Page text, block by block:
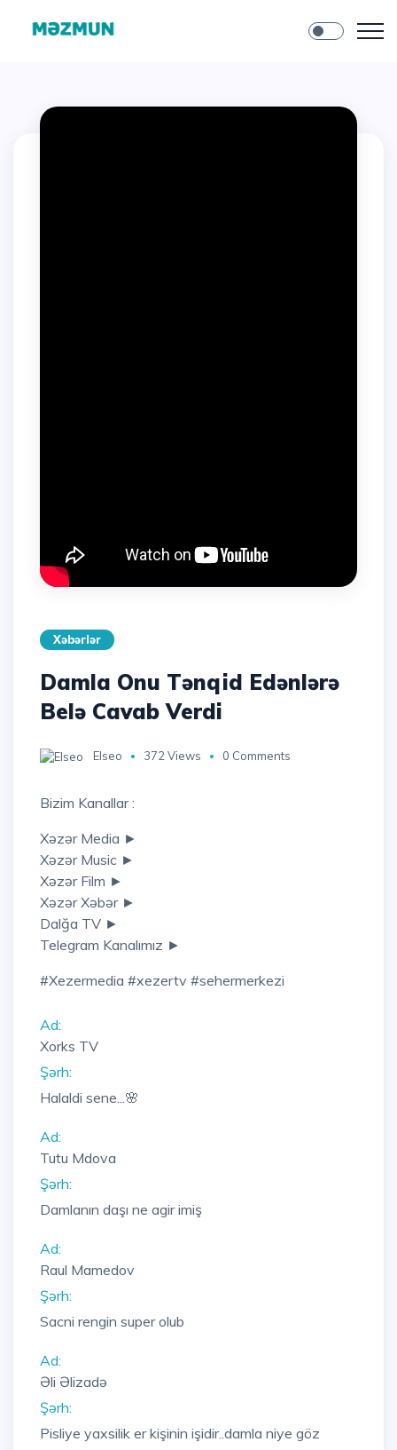
Xəbərlər
Damla Onu Tənqid Edənlərə
Belə Cavab Verdi
Elseo 372 Views 0 Comments
Bizim Kanallar :
Xəzər Media ►
Xəzər Music ►
Xəzər Film ►
Xəzər Xəbər ►
Dalğa TV ►
Telegram Kanalımız ►
#xezermedia #xezertv #sehermerkezi
Ad:
Xorks TV
Şərh:
Halaldi sene...🌸
Ad:
Tutu Mdova
Şərh:
Damlanın daşı ne agir imiş
Ad:
Raul Mamedov
Şərh:
Sacni rengin super olub
Ad:
Əli Əlizadə
Şərh:
Pisliye yaxsilik er kişinin işidir..damla niye göz